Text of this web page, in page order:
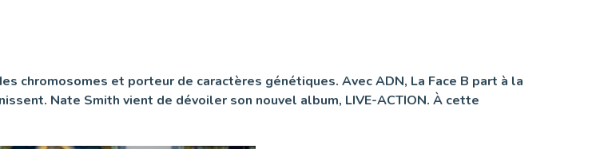
chromosomes et porteur de caractères génétiques. Avec ADN, La Face B part à la
Nate Smith vient de dévoiler son nouvel album, LIVE-ACTION. À cette